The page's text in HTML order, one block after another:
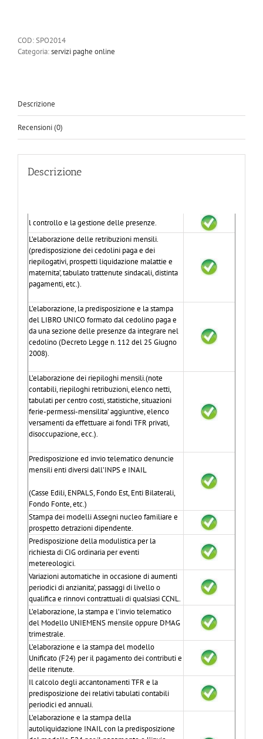
mesi
per
COD:SPO2014
Categoria:servizi paghe online
Descrizione
Recensioni (0)
Descrizione
l controllo e la gestione delle presenze.
L’elaborazione delle retribuzioni mensili.
(predisposizione dei cedolini paga e dei
riepilogativi, prospetti liquidazione malattie e
maternita’, tabulato trattenute sindacali, distinta
pagamenti, etc.).
L’elaborazione, la predisposizione e la stampa
del LIBRO UNICO formato dal cedolino paga e
da una sezione delle presenze da integrare nel
cedolino (Decreto Legge n. 112 del 25 Giugno
2008).
L’elaborazione dei riepiloghi mensili.(note
contabili, riepiloghi retribuzioni, elenco netti,
tabulati per centro costi, statistiche, situazioni
ferie-permessi-mensilita’ aggiuntive, elenco
versamenti da effettuare ai fondi TFR privati,
disoccupazione, ecc.).
Predisposizione ed invio telematico denuncie
mensili enti diversi dall’INPS e INAIL
(Casse Edili, ENPALS, Fondo Est, Enti Bilaterali,
Fondo Fonte, etc.)
Stampa dei modelli Assegni nucleo familiare e
prospetto detrazioni dipendente.
Predisposizione della modulistica per la
richiesta di CIG ordinaria per eventi
metereologici.
Variazioni automatiche in occasione di aumenti
periodici di anzianita’, passaggi di livello o
qualifica e rinnovi contrattuali di qualsiasi CCNL.
L’elaborazione, la stampa e l’invio telematico
del Modello UNIEMENS mensile oppure DMAG
trimestrale.
L’elaborazione e la stampa del modello
Unificato (F24) per il pagamento dei contributi e
delle ritenute.
Il calcolo degli accantonamenti TFR e la
predisposizione dei relativi tabulati contabili
periodici ed annuali.
L’elaborazione e la stampa della
autoliquidazione INAIL con la predisposizione